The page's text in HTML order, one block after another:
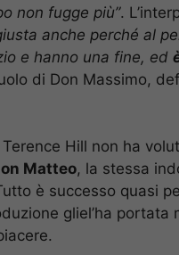
non fugge più”.
anche perché al
e hanno una fine, ed
di Don Massimo,
Terence Hill non ha
Matteo, la stessa
è successo quasi
gliel’ha